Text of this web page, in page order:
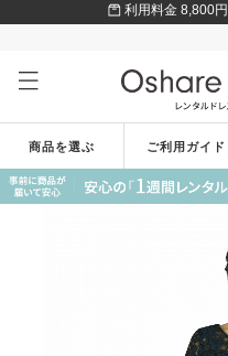
利用料金 8,800
商品を選ぶ ご利用ガイド